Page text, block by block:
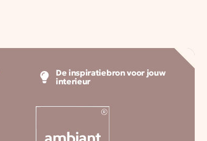
De inspiratiebron voor jouw
interieur